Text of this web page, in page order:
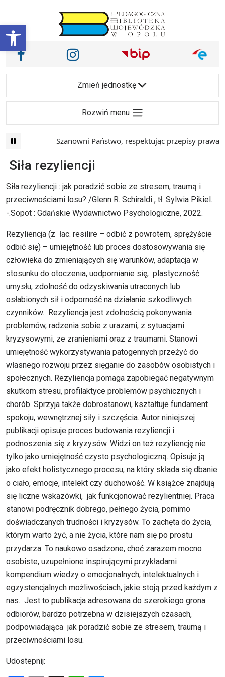
Otwórz pasek narzędzi
Main Navigation
Nasze media społecznościowe i inne
Facebook Instagram
Zmień jednostkę
Rozwiń menu
Szanowni Państwo, respektując przepisy prawa i
Siła rezyliencji
Siła rezyliencji : jak poradzić sobie ze stresem, traumą i
przeciwnościami losu? /Glenn R. Schiraldi ; tł. Sylwia Pikiel.
-.Sopot : Gdańskie Wydawnictwo Psychologiczne, 2022.
Rezyliencja (z łac. resilire – odbić z powrotem, sprężyście
odbić się) – umiejętność lub proces dostosowywania się
człowieka do zmieniających się warunków, adaptacja w
stosunku do otoczenia, uodpornianie się, plastyczność
umysłu, zdolność do odzyskiwania utraconych lub
osłabionych sił i odporność na działanie szkodliwych
czynników. Rezyliencja jest zdolnością pokonywania
problemów, radzenia sobie z urazami, z sytuacjami
kryzysowymi, ze zranieniami oraz z traumami. Stanowi
umiejętność wykorzystywania patogennych przeżyć do
własnego rozwoju przez sięganie do zasobów osobistych i
społecznych. Rezyliencja pomaga zapobiegać negatywnym
skutkom stresu, profilaktyce problemów psychicznych i
chorób. Sprzyja także dobrostanowi, kształtuje fundament
spokoju, wewnętrznej siły i szczęścia. Autor niniejszej
publikacji opisuje proces budowania rezyliencji i
podnoszenia się z kryzysów. Widzi on też rezyliencję nie
tylko jako umiejętność czysto psychologiczną. Opisuje ją
jako efekt holistycznego procesu, na który składa się dbanie
o ciało, emocje, intelekt czy duchowość. W książce znajdują
się liczne wskazówki, jak funkcjonować rezylientniej. Praca
stanowi podręcznik dobrego, pełnego życia, pomimo
doświadczanych trudności i kryzysów. To zachęta do życia,
którym warto żyć, a nie życia, które nam się po prostu
przydarza. To naukowo osadzone, choć zarazem mocno
osobiste, uzupełnione inspirującymi przykładami
kompendium wiedzy o emocjonalnych, intelektualnych i
egzystencjalnych możliwościach, jakie stoją przed każdym z
nas. Jest to publikacja adresowana do szerokiego grona
odbiorów, bardzo potrzebna w dzisiejszych czasach,
podpowiadająca jak poradzić sobie ze stresem, traumą i
przeciwnościami losu.
Udostepnij: